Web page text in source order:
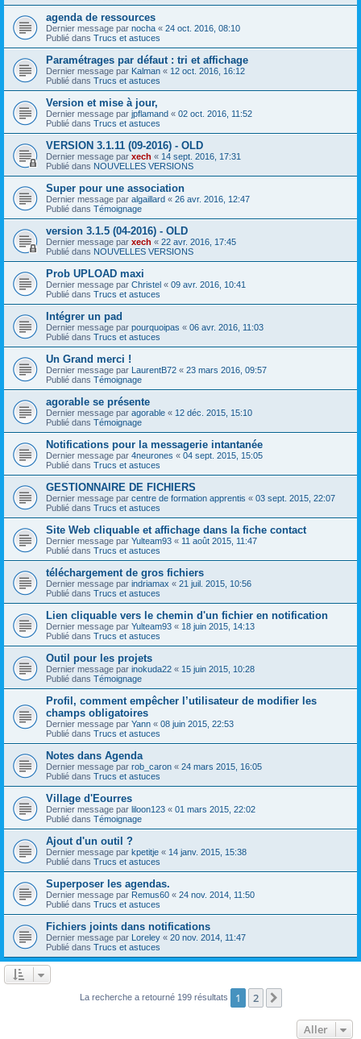
agenda de ressources
Dernier message par nocha « 24 oct. 2016, 08:10
Publié dans Trucs et astuces
Paramétrages par défaut : tri et affichage
Dernier message par Kalman « 12 oct. 2016, 16:12
Publié dans Trucs et astuces
Version et mise à jour,
Dernier message par jpflamand « 02 oct. 2016, 11:52
Publié dans Trucs et astuces
VERSION 3.1.11 (09-2016) - OLD
Dernier message par xech « 14 sept. 2016, 17:31
Publié dans NOUVELLES VERSIONS
Super pour une association
Dernier message par algaillard « 26 avr. 2016, 12:47
Publié dans Témoignage
version 3.1.5 (04-2016) - OLD
Dernier message par xech « 22 avr. 2016, 17:45
Publié dans NOUVELLES VERSIONS
Prob UPLOAD maxi
Dernier message par Christel « 09 avr. 2016, 10:41
Publié dans Trucs et astuces
Intégrer un pad
Dernier message par pourquoipas « 06 avr. 2016, 11:03
Publié dans Trucs et astuces
Un Grand merci !
Dernier message par LaurentB72 « 23 mars 2016, 09:57
Publié dans Témoignage
agorable se présente
Dernier message par agorable « 12 déc. 2015, 15:10
Publié dans Témoignage
Notifications pour la messagerie intantanée
Dernier message par 4neurones « 04 sept. 2015, 15:05
Publié dans Trucs et astuces
GESTIONNAIRE DE FICHIERS
Dernier message par centre de formation apprentis « 03 sept. 2015, 22:07
Publié dans Trucs et astuces
Site Web cliquable et affichage dans la fiche contact
Dernier message par Yulteam93 « 11 août 2015, 11:47
Publié dans Trucs et astuces
téléchargement de gros fichiers
Dernier message par indriamax « 21 juil. 2015, 10:56
Publié dans Trucs et astuces
Lien cliquable vers le chemin d'un fichier en notification
Dernier message par Yulteam93 « 18 juin 2015, 14:13
Publié dans Trucs et astuces
Outil pour les projets
Dernier message par inokuda22 « 15 juin 2015, 10:28
Publié dans Témoignage
Profil, comment empêcher l’utilisateur de modifier les
champs obligatoires
Dernier message par Yann « 08 juin 2015, 22:53
Publié dans Trucs et astuces
Notes dans Agenda
Dernier message par rob_caron « 24 mars 2015, 16:05
Publié dans Trucs et astuces
Village d'Eourres
Dernier message par liloon123 « 01 mars 2015, 22:02
Publié dans Témoignage
Ajout d'un outil ?
Dernier message par kpetitje « 14 janv. 2015, 15:38
Publié dans Trucs et astuces
Superposer les agendas.
Dernier message par Remus60 « 24 nov. 2014, 11:50
Publié dans Trucs et astuces
Fichiers joints dans notifications
Dernier message par Loreley « 20 nov. 2014, 11:47
Publié dans Trucs et astuces
La recherche a retourné 199 résultats 1 2
Aller